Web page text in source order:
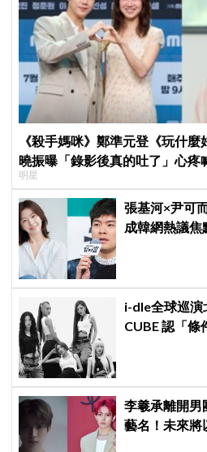
《殺手媽咪》鄭準元登《玩什
曉振曝「錄影後真的吐了」心疼
明星
張基河×尹可
成韓網熱議焦
i-dle全球巡演
CUBE 認「條
李羲承離開男
藝名！未來將